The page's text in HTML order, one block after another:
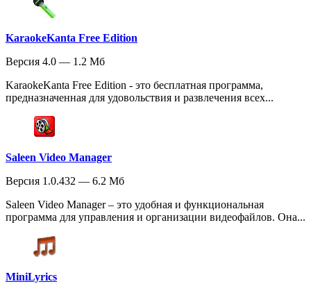
KaraokeKanta Free Edition
Версия 4.0 — 1.2 Мб
KaraokeKanta Free Edition - это бесплатная программа,
предназначенная для удовольствия и развлечения всех...
Saleen Video Manager
Версия 1.0.432 — 6.2 Мб
Saleen Video Manager – это удобная и функциональная
программа для управления и организации видеофайлов. Она...
MiniLyrics